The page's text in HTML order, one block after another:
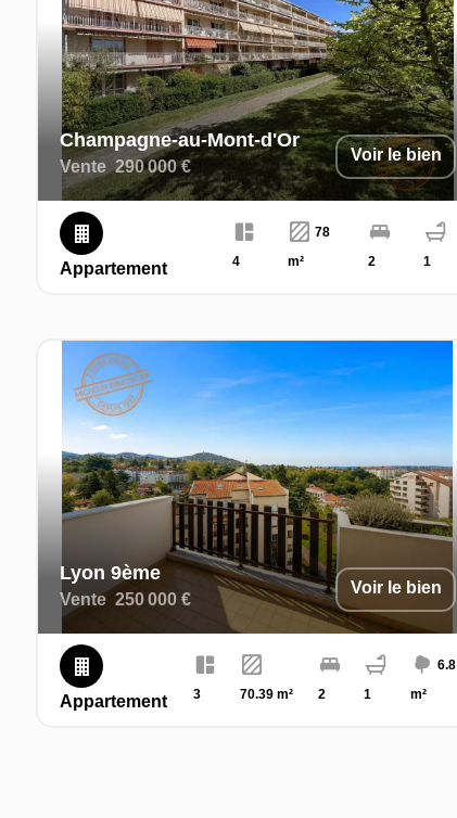
Champagne-au-Mont-d'Or
Vente 290 000 €
Voir le bien
Appartement 4
78
m²
2 1
Lyon 9ème
Vente 250 000 €
Voir le bien
Appartement 3 70.39 m² 2 1
6.8
m²